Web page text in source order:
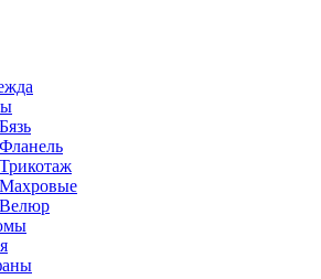
Бязь
Фланель
Трикотаж
Махровые
Велюр